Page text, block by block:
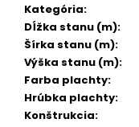
Kategória:
Dĺžka stanu (m):
Šírka stanu (m):
Výška stanu (m):
Farba plachty:
Hrúbka plachty:
Konštrukcia: